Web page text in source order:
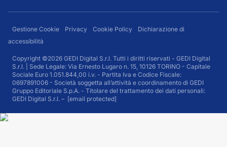
Gestione Cookie Privacy Cookie Policy
Dichiarazione di
accessibilità
Copyright ©2026 GEDI Digital S.r.l. Tutti i diritti riservati - GEDI Digital
S.r.l. | Sede Legale: Via Ernesto Lugaro n. 15, 10126 TORINO - Capitale
Sociale Euro 1.051.844,00 i.v. - Partita Iva e Codice Fiscale:
0697891006 - Società soggetta all’attività e coordinamento di GEDI
Gruppo Editoriale S.p.A. - Titolare del trattamento dei dati personali:
GEDI Digital S.r.l. – [email protected]